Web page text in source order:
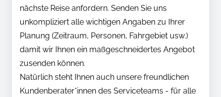
nächste Reise anfordern. Senden Sie uns
unkompliziert alle wichtigen Angaben zu Ihrer
Planung (Zeitraum, Personen, Fahrgebiet usw.)
damit wir Ihnen ein maßgeschneidertes Angebot
zusenden können.
Natürlich steht Ihnen auch unsere freundlichen
Kundenberater*innen des Serviceteams - für alle